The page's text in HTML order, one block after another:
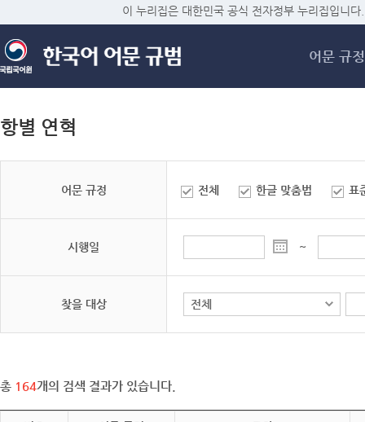
메
이 누리집은 대한민국 공식 전자정부 누리집입니다.
어문 규정
항별 연혁
어문 규정 전체 한글 맞춤법 표
시행일 ~
찾을 대상
총 164개의 검색 결과가 있습니다.